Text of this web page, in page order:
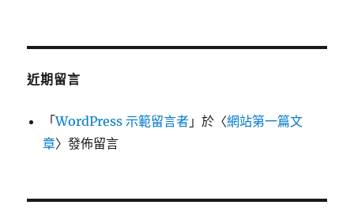
近期留言
「WordPress 示範留言者 」於〈網站第一篇文
章〉發佈留言